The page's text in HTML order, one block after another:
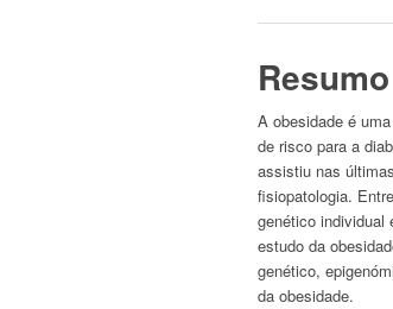
Resumo
A obesidade é
de risco para a
assistiu nas
fisiopatologia.
genético individual
estudo da
genético,
da obesidade.